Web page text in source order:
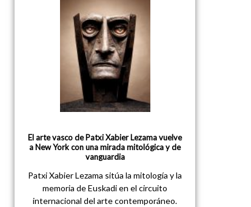
El arte vasco de Patxi Xabier Lezama vuelve
a New York con una mirada mitológica y de
vanguardia
Patxi Xabier Lezama sitúa la mitología y la
memoria de Euskadi en el circuito
internacional del arte contemporáneo.